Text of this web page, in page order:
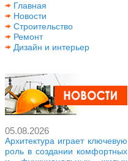
Главная
Новости
Строительство
Ремонт
Дизайн и интерьер
05.08.2026
Архитектура играет ключевую
роль в создании комфортных